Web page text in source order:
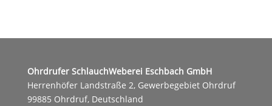
Ohrdrufer SchlauchWeberei Eschbach GmbH
Herrenhöfer Landstraße 2, Gewerbegebiet Ohrdruf
99885 Ohrdruf, Deutschland